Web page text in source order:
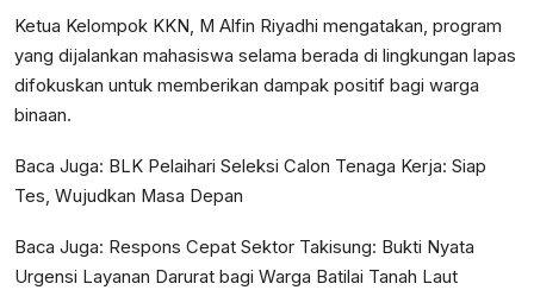
Ketua Kelompok KKN, M Alfin Riyadhi mengatakan, program
yang dijalankan mahasiswa selama berada di lingkungan lapas
difokuskan untuk memberikan dampak positif bagi warga
binaan.
Baca Juga: BLK Pelaihari Seleksi Calon Tenaga Kerja: Siap
Tes, Wujudkan Masa Depan
Baca Juga: Respons Cepat Sektor Takisung: Bukti Nyata
Urgensi Layanan Darurat bagi Warga Batilai Tanah Laut